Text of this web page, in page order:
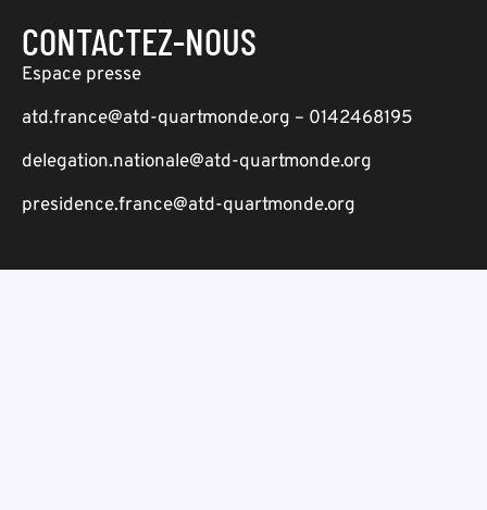
CONTACTEZ-NOUS
Espace presse
atd.france@atd-quartmonde.org – 0142468195
delegation.nationale@atd-quartmonde.org
presidence.france@atd-quartmonde.org